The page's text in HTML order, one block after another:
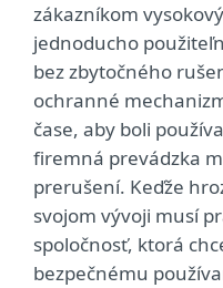
zákazníkom
jednoducho
bez zbytočného
ochranné
čase, aby boli
firemná prevádzka
prerušení. Keďže
svojom vývoji musí
spoločnosť, ktorá
bezpečnému